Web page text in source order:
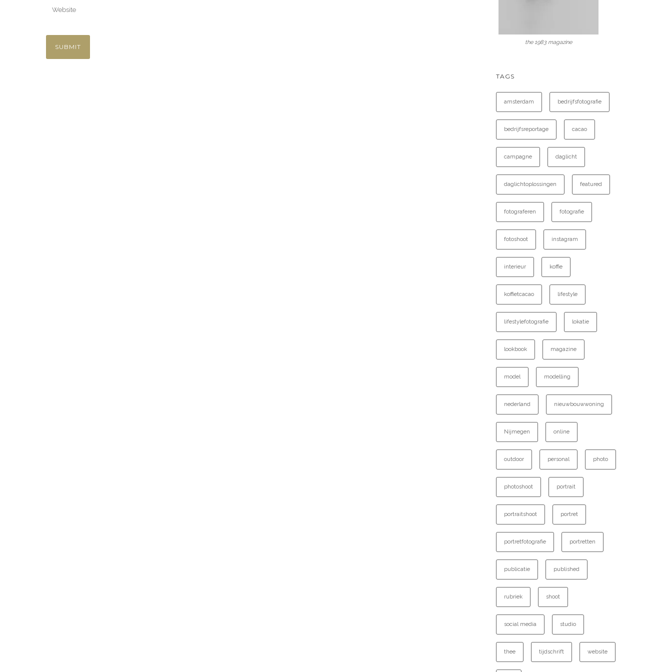
the 1983 magazine
TAGS
amsterdam bedrijfsfotografie
bedrijfsreportage cacao
campagne daglicht
daglichtoplossingen featured
fotograferen fotografie
fotoshoot instagram
interieur koffie
koffietcacao lifestyle
lifestylefotografie lokatie
lookbook magazine
model modelling
nederland nieuwbouwwoning
Nijmegen online
outdoor personal photo
photoshoot portrait
portraitshoot portret
portretfotografie portretten
publicatie published
rubriek shoot
social media studio
thee tijdschrift website